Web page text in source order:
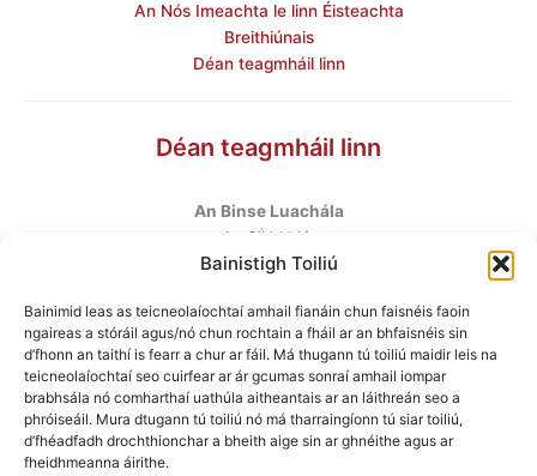
Bainistigh Toiliú
Bainimid leas as teicneolaíochtaí amhail fianáin chun faisnéis faoin
ngaireas a stóráil agus/nó chun rochtain a fháil ar an bhfaisnéis sin
d’fhonn an taithí is fearr a chur ar fáil. Má thugann tú toiliú maidir leis na
teicneolaíochtaí seo cuirfear ar ár gcumas sonraí amhail iompar
brabhsála nó comharthaí uathúla aitheantais ar an láithreán seo a
phróiseáil. Mura dtugann tú toiliú nó má tharraingíonn tú siar toiliú,
d’fhéadfadh drochthionchar a bheith aige sin ar ghnéithe agus ar
fheidhmeanna áirithe.
An Nós Imeachta le linn Éisteachta
Breithiúnais
Déan teagmháil linn
Déan teagmháil linn
An Binse Luachála
An 6úhUrlár
Halla Mhargadh na Feirme
Baile Átha Cliath 7
D07 AEF4
Teileafón: +353 1 6760130
Ríomhphost:info@valuationtribunal.ie